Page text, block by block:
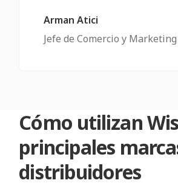
Arman Atici
Jefe de Comercio y Marketing
Cómo utilizan
principales
distribuidores